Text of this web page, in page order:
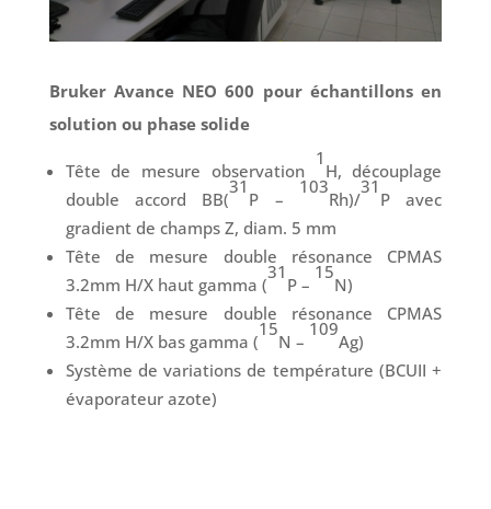
Bruker Avance NEO 600 pour échantillons en
solution ou phase solide
Tête de mesure observation
1
H, découplage
double accord BB(
31
P –
103
Rh)/
31
P avec
gradient de champs Z, diam. 5 mm
Tête de mesure double résonance CPMAS
3.2mm H/X haut gamma (
31
P –
15
N)
Tête de mesure double résonance CPMAS
3.2mm H/X bas gamma (
15
N –
109
Ag)
Système de variations de température (BCUII +
évaporateur azote)